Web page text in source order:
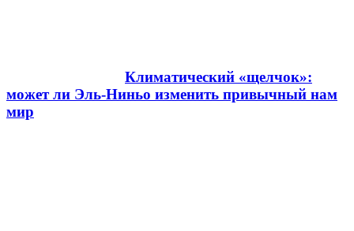
Климатический «щелчок»:
может ли Эль-Ниньо изменить привычный нам
мир